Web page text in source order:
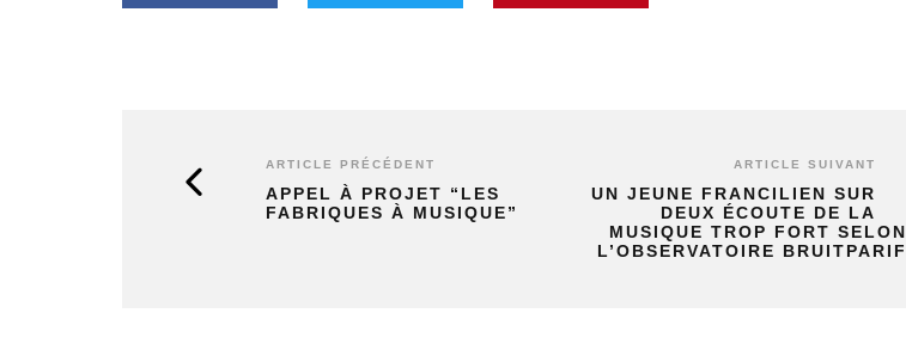
ARTICLE PRÉCÉDENT
APPEL À PROJET “LES
FABRIQUES À MUSIQUE”
ARTICLE SUIVANT
UN JEUNE FRANCILIEN SUR
DEUX ÉCOUTE DE LA
MUSIQUE TROP FORT SELON
L’OBSERVATOIRE BRUITPARIF